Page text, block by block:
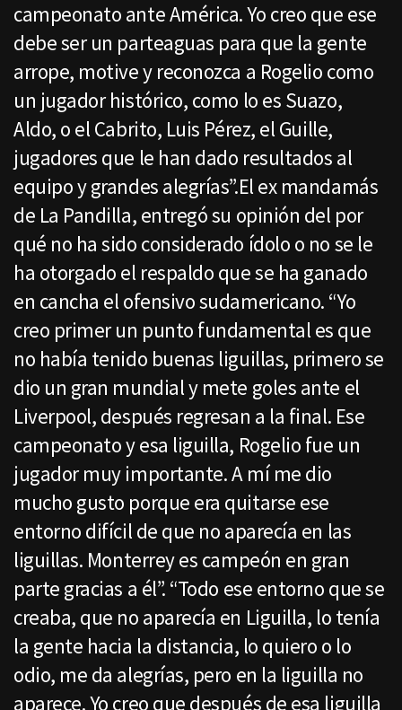
campeonato ante América. Yo creo que ese
debe ser un parteaguas para que la gente
arrope, motive y reconozca a Rogelio como
un jugador histórico, como lo es Suazo,
Aldo, o el Cabrito, Luis Pérez, el Guille,
jugadores que le han dado resultados al
equipo y grandes alegrías”.El ex mandamás
de La Pandilla, entregó su opinión del por
qué no ha sido considerado ídolo o no se le
ha otorgado el respaldo que se ha ganado
en cancha el ofensivo sudamericano. “Yo
creo primer un punto fundamental es que
no había tenido buenas liguillas, primero se
dio un gran mundial y mete goles ante el
Liverpool, después regresan a la final. Ese
campeonato y esa liguilla, Rogelio fue un
jugador muy importante. A mí me dio
mucho gusto porque era quitarse ese
entorno difícil de que no aparecía en las
liguillas. Monterrey es campeón en gran
parte gracias a él”. “Todo ese entorno que se
creaba, que no aparecía en Liguilla, lo tenía
la gente hacia la distancia, lo quiero o lo
odio, me da alegrías, pero en la liguilla no
aparece. Yo creo que después de esa liguilla